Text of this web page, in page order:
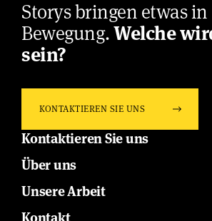
Storys bringen etwas in
Bewegung.Welche
sein?
KONTAKTIEREN SIE UNS
Kontaktieren Sie uns
Über uns
Unsere Arbeit